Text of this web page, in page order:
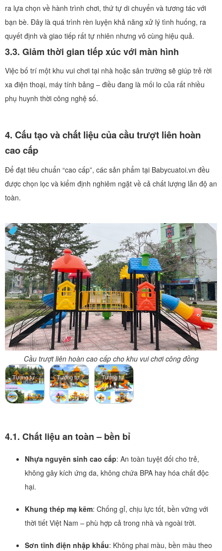
ra lựa chọn về hành trình chơi, thứ tự di chuyển và tương tác với
bạn bè. Đây là quá trình rèn luyện khả năng xử lý tình huống, ra
quyết định và giao tiếp rất tự nhiên nhưng vô cùng hiệu quả.
3.3. Giảm thời gian tiếp xúc với màn hình
Việc bố trí một khu vui chơi tại nhà hoặc sân trường sẽ giúp trẻ rời
xa điện thoại, máy tính bảng – điều đang là mối lo của rất nhiều
phụ huynh thời công nghệ số.
4. Cấu tạo và chất liệu của cầu trượt liên hoàn
cao cấp
Để đạt tiêu chuẩn “cao cấp”, các sản phẩm tại Babycuatoi.vn đều
được chọn lọc và kiểm định nghiêm ngặt về cả chất lượng lẫn độ an
toàn.
Cầu trượt liên hoàn cao cấp cho khu vui chơi công đồng
Tương tự Tương tự Tương tự
4.1. Chất liệu an toàn – bền bỉ
Nhựa nguyên sinh cao cấp: An toàn tuyệt đối cho trẻ,
không gây kích ứng da, không chứa BPA hay hóa chất độc
hại.
Khung thép mạ kẽm: Chống gỉ, chịu lực tốt, bền vững với
thời tiết Việt Nam – phù hợp cả trong nhà và ngoài trời.
Sơn tĩnh điện nhập khẩu: Không phai màu, bền màu theo